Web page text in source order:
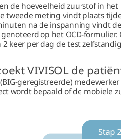
de hoeveelheid zuurstof in
tweede meting vindt plaats
na de inspanning vindt
op het OCD-
keer per dag de test
VIVISOL de
(BIG-geregistreerde)
wordt bepaald of de mobiele